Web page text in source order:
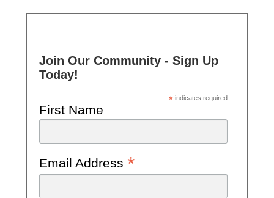
Join Our Community - Sign Up
Today!
*indicates required
First Name
Email Address *